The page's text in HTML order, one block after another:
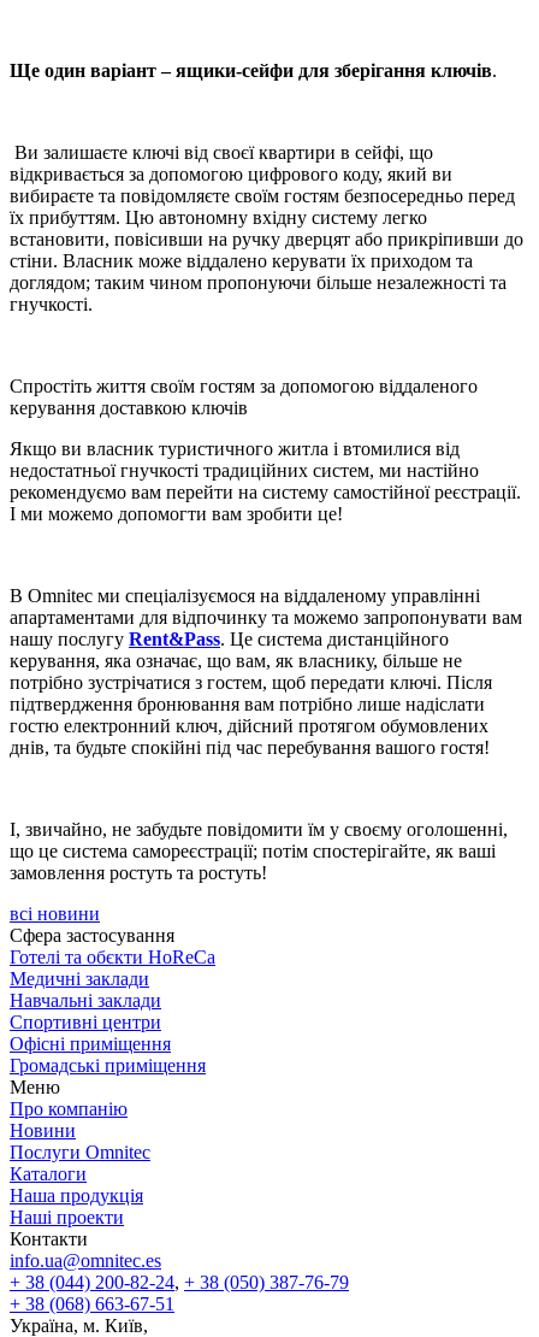
Ще один варіант – ящики-сейфи для зберігання ключів.
Ви залишаєте ключі від своєї квартири в сейфі, що
відкривається за допомогою цифрового коду, який ви
вибираєте та повідомляєте своїм гостям безпосередньо перед
їх прибуттям. Цю автономну вхідну систему легко
встановити, повісивши на ручку дверцят або прикріпивши до
стіни. Власник може віддалено керувати їх приходом та
доглядом; таким чином пропонуючи більше незалежності та
гнучкості.
Спростіть життя своїм гостям за допомогою віддаленого
керування доставкою ключів
Якщо ви власник туристичного житла і втомилися від
недостатньої гнучкості традиційних систем, ми настійно
рекомендуємо вам перейти на систему самостійної реєстрації.
І ми можемо допомогти вам зробити це!
В Omnitec ми спеціалізуємося на віддаленому управлінні
апартаментами для відпочинку та можемо запропонувати вам
нашу послугу Rent&Pass. Це система дистанційного
керування, яка означає, що вам, як власнику, більше не
потрібно зустрічатися з гостем, щоб передати ключі. Після
підтвердження бронювання вам потрібно лише надіслати
гостю електронний ключ, дійсний протягом обумовлених
днів, та будьте спокійні під час перебування вашого гостя!
І, звичайно, не забудьте повідомити їм у своєму оголошенні,
що це система самореєстрації; потім спостерігайте, як ваші
замовлення ростуть та ростуть!
всі новини
Сфера застосування
Готелі та обєкти HoReCa
Медичні заклади
Навчальні заклади
Спортивні центри
Офісні приміщення
Громадські приміщення
Меню
Про компанію
Новини
Послуги Omnitec
Каталоги
Наша продукція
Наші проекти
Контакти
info.ua@omnitec.es
+ 38 (044) 200-82-24, + 38 (050) 387-76-79
+ 38 (068) 663-67-51
Україна, м. Київ,